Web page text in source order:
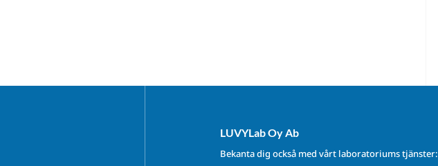
LUVYLab Oy Ab
Bekanta dig också med vårt laboratoriums tjänster: